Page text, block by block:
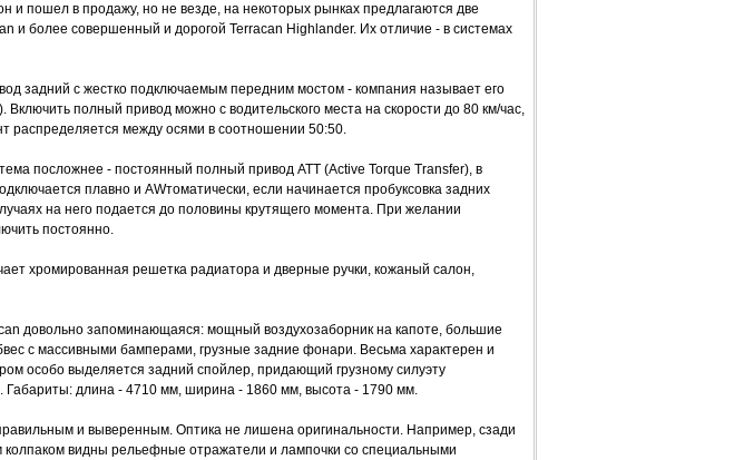
и пошел в продажу, но не везде, на некоторых рынках предлагаются две
и более совершенный и дорогой Terracan Highlander. Их отличие - в системах
задний с жестко подключаемым передним мостом - компания называет его
Включить полный привод можно с водительского места на скорости до 80 км/час,
распределяется между осями в соотношении 50:50.
посложнее - постоянный полный привод ATT (Active Torque Transfer), в
плавно и AWтоматически, если начинается пробуксовка задних
на него подается до половины крутящего момента. При желании
постоянно.
хромированная решетка радиатора и дверные ручки, кожаный салон,
довольно запоминающаяся: мощный воздухозаборник на капоте, большие
с массивными бамперами, грузные задние фонари. Весьма характерен и
особо выделяется задний спойлер, придающий грузному силуэту
Габариты: длина - 4710 мм, ширина - 1860 мм, высота - 1790 мм.
и выверенным. Оптика не лишена оригинальности. Например, сзади
видны рельефные отражатели и лампочки со специальными